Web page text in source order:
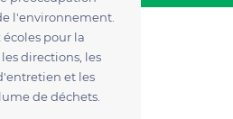
l'environnement.
pour la
directions, les
et les
de déchets.